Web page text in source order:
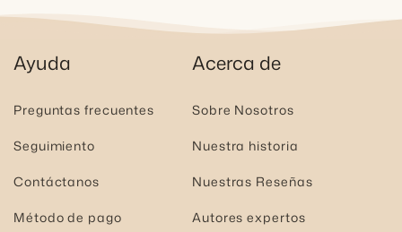
Ayuda
Preguntas frecuentes
Seguimiento
Contáctanos
Método de pago
Acerca de
Sobre Nosotros
Nuestra historia
Nuestras Reseñas
Autores expertos